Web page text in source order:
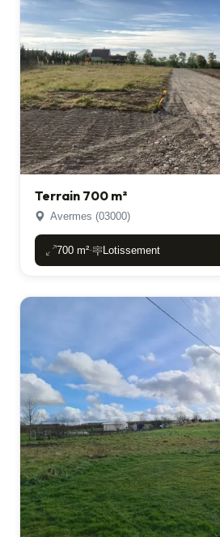
Terrain 700 m²
Avermes (03000)
700 m²- Lotissement